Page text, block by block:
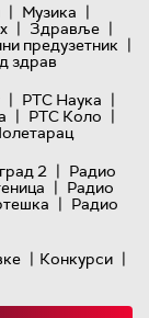
| Музика |
| Здравље |
предузетник |
здрав
| РТС Наука |
| РТС Коло |
2 | Радио
| Радио
| Радио
| Конкурси |